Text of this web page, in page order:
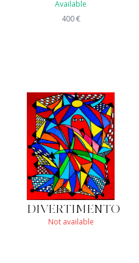
Available
400€
DIVERTIMENTO
Not available